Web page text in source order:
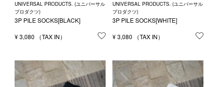
UNIVERSAL PRODUCTS. (ユニバーサル
プロダクツ)
3P PILE SOCKS[BLACK]
¥3,080 お気に入りに登録する
UNIVERSAL PRODUCTS. (ユニバーサル
プロダクツ)
3P PILE SOCKS[WHITE]
¥3,080